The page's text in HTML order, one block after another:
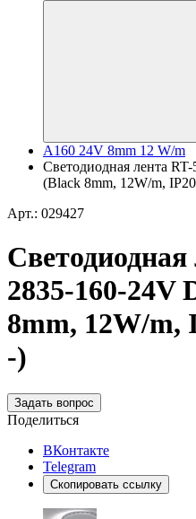
A160 24V 8mm 12 W/m
Светодиодная лента
(Black 8mm, 12W/m,
Арт.: 029427
Светодиодная
2835-160-24V
8mm, 12W/m,
-)
Задать вопрос
Поделиться
ВКонтакте
Telegram
Скопировать ссылку